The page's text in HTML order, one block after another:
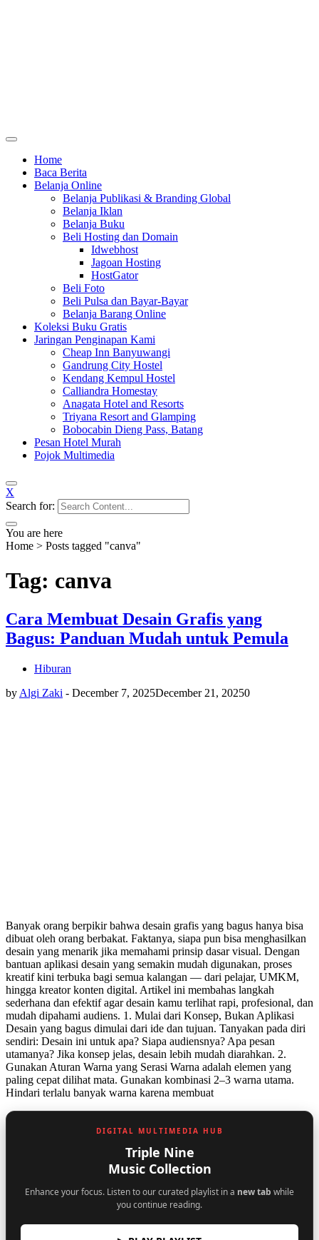
Home
Baca Berita
Belanja Online
Belanja Publikasi & Branding Global
Belanja Iklan
Belanja Buku
Beli Hosting dan Domain
Idwebhost
Jagoan Hosting
HostGator
Beli Foto
Beli Pulsa dan Bayar-Bayar
Belanja Barang Online
Koleksi Buku Gratis
Jaringan Penginapan Kami
Cheap Inn Banyuwangi
Gandrung City Hostel
Kendang Kempul Hostel
Calliandra Homestay
Anagata Hotel and Resorts
Triyana Resort and Glamping
Bobocabin Dieng Pass, Batang
Pesan Hotel Murah
Pojok Multimedia
X
Search for:
You are here
Home > Posts tagged "canva"
Tag: canva
Cara Membuat Desain Grafis yang
Bagus: Panduan Mudah untuk Pemula
Hiburan
by Algi Zaki - December 7, 2025December 21, 20250
Banyak orang berpikir bahwa desain grafis yang bagus hanya bisa
dibuat oleh orang berbakat. Faktanya, siapa pun bisa menghasilkan
desain yang menarik jika memahami prinsip dasar visual. Dengan
bantuan aplikasi desain yang semakin mudah digunakan, proses
kreatif kini terbuka bagi semua kalangan — dari pelajar, UMKM,
hingga kreator konten digital. Artikel ini membahas langkah
sederhana dan efektif agar desain kamu terlihat rapi, profesional, dan
mudah dipahami audiens. 1. Mulai dari Konsep, Bukan Aplikasi
Desain yang bagus dimulai dari ide dan tujuan. Tanyakan pada diri
sendiri: Desain ini untuk apa? Siapa audiensnya? Apa pesan
utamanya? Jika konsep jelas, desain lebih mudah diarahkan. 2.
Gunakan Aturan Warna yang Serasi Warna adalah elemen yang
paling cepat dilihat mata. Gunakan kombinasi 2–3 warna utama.
Hindari terlalu banyak warna karena membuat
DIGITAL MULTIMEDIA HUB
Triple Nine
Music Collection
Enhance your focus. Listen to our curated playlist in a new tab while
you continue reading.